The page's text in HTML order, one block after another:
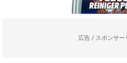
広告 / スポンサー